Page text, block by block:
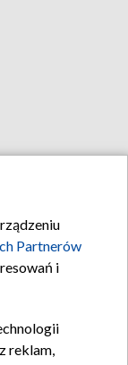
Partnerów
i
reklam,